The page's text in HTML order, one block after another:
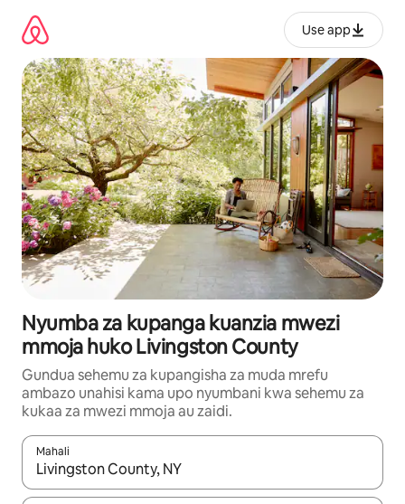
kwenda
kwenye
maudhui
Use app
Nyumba za kupanga kuanzia mwezi
mmoja huko Livingston County
Gundua sehemu za kupangisha za muda mrefu
ambazo unahisi kama upo nyumbani kwa sehemu za
kukaa za mwezi mmoja au zaidi.
Mahali
Wakati matokeo yanapatikana, vinjari kwa kutumia vitufe vya